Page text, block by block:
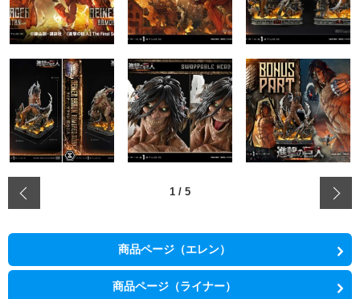
1 / 5
商品ページ（エレン）
商品ページ（ライナー）